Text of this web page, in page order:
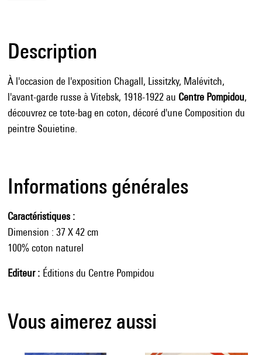
Description
À l'occasion de l'exposition Chagall, Lissitzky, Malévitch,
l'avant-garde russe à Vitebsk, 1918-1922 au Centre Pompidou,
découvrez ce tote-bag en coton, décoré d'une Composition du
peintre Souietine.
Informations générales
Caractéristiques
Dimension : 37 X 42 cm
100% coton naturel
Editeur Éditions du Centre Pompidou
Vous aimerez aussi